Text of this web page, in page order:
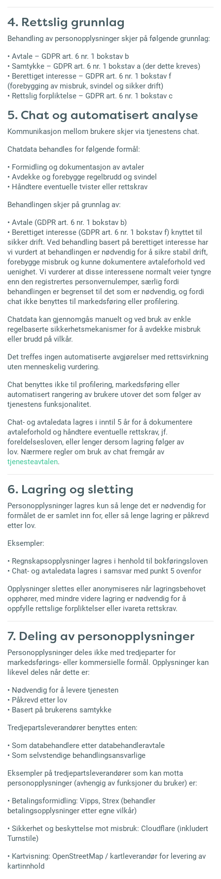
4. Rettslig grunnlag
Behandling av personopplysninger skjer på følgende grunnlag:
• Avtale – GDPR art. 6 nr. 1 bokstav b
• Samtykke – GDPR art. 6 nr. 1 bokstav a (der dette kreves)
• Berettiget interesse – GDPR art. 6 nr. 1 bokstav f
(forebygging av misbruk, svindel og sikker drift)
• Rettslig forpliktelse – GDPR art. 6 nr. 1 bokstav c
5. Chat og automatisert analyse
Kommunikasjon mellom brukere skjer via tjenestens chat.
Chatdata behandles for følgende formål:
• Formidling og dokumentasjon av avtaler
• Avdekke og forebygge regelbrudd og svindel
• Håndtere eventuelle tvister eller rettskrav
Behandlingen skjer på grunnlag av:
• Avtale (GDPR art. 6 nr. 1 bokstav b)
• Berettiget interesse (GDPR art. 6 nr. 1 bokstav f) knyttet til
sikker drift. Ved behandling basert på berettiget interesse har
vi vurdert at behandlingen er nødvendig for å sikre stabil drift,
forebygge misbruk og kunne dokumentere avtaleforhold ved
uenighet. Vi vurderer at disse interessene normalt veier tyngre
enn den registrertes personvernulemper, særlig fordi
behandlingen er begrenset til det som er nødvendig, og fordi
chat ikke benyttes til markedsføring eller profilering.
Chatdata kan gjennomgås manuelt og ved bruk av enkle
regelbaserte sikkerhetsmekanismer for å avdekke misbruk
eller brudd på vilkår.
Det treffes ingen automatiserte avgjørelser med rettsvirkning
uten menneskelig vurdering.
Chat benyttes ikke til profilering, markedsføring eller
automatisert rangering av brukere utover det som følger av
tjenestens funksjonalitet.
Chat- og avtaledata lagres i inntil 5 år for å dokumentere
avtaleforhold og håndtere eventuelle rettskrav, jf.
foreldelsesloven, eller lenger dersom lagring følger av
lov. Nærmere regler om bruk av chat fremgår av
tjenesteavtalen.
6. Lagring og sletting
Personopplysninger lagres kun så lenge det er nødvendig for
formålet de er samlet inn for, eller så lenge lagring er påkrevd
etter lov.
Eksempler:
• Regnskapsopplysninger lagres i henhold til bokføringsloven
• Chat- og avtaledata lagres i samsvar med punkt 5 ovenfor
Opplysninger slettes eller anonymiseres når lagringsbehovet
opphører, med mindre videre lagring er nødvendig for å
oppfylle rettslige forpliktelser eller ivareta rettskrav.
7. Deling av personopplysninger
Personopplysninger deles ikke med tredjeparter for
markedsførings- eller kommersielle formål. Opplysninger kan
likevel deles når dette er:
• Nødvendig for å levere tjenesten
• Påkrevd etter lov
• Basert på brukerens samtykke
Tredjepartsleverandører benyttes enten:
• Som databehandlere etter databehandleravtale
• Som selvstendige behandlingsansvarlige
Eksempler på tredjepartsleverandører som kan motta
personopplysninger (avhengig av funksjoner du bruker) er:
• Betalingsformidling: Vipps, Strex (behandler
betalingsopplysninger etter egne vilkår)
• Sikkerhet og beskyttelse mot misbruk: Cloudflare (inkludert
Turnstile)
• Kartvisning: OpenStreetMap / kartleverandør for levering av
kartinnhold